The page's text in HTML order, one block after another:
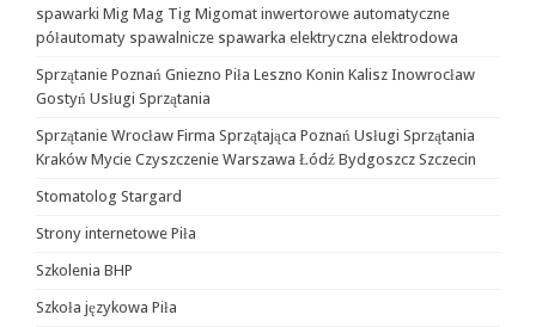
spawarki Mig Mag Tig Migomat inwertorowe automatyczne
półautomaty spawalnicze spawarka elektryczna elektrodowa
Sprzątanie Poznań Gniezno Piła Leszno Konin Kalisz Inowrocław
Gostyń Usługi Sprzątania
Sprzątanie Wrocław Firma Sprzątająca Poznań Usługi Sprzątania
Kraków Mycie Czyszczenie Warszawa Łódź Bydgoszcz Szczecin
Stomatolog Stargard
Strony internetowe Piła
Szkolenia BHP
Szkoła językowa Piła